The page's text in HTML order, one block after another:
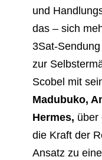
und
das – sich
3Sat-
zur
Scobel mit
Madubuko,
Hermes, über
die Kraft der
Ansatz zu